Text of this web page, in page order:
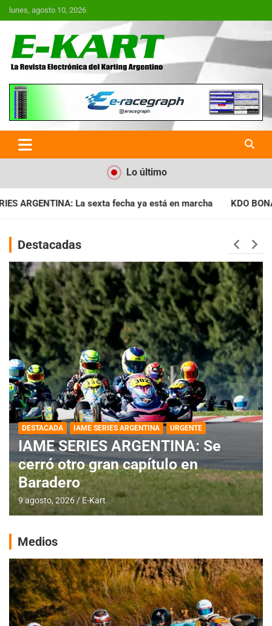
Saltar
al
lunes, agosto 10, 2026
E-Kart.com.ar | La Revista
Electrónica del Karting en
Argentina
Lo último
ya está en marcha KDO BONAERENSE: Con la vara bien alta,
Destacadas
DESTACADA IAME SERIES ARGENTINA URGENTE
IAME SERIES ARGENTINA: Se
cerró otro gran capítulo en
Baradero
9 agosto, 2026 E-Kart
Medios